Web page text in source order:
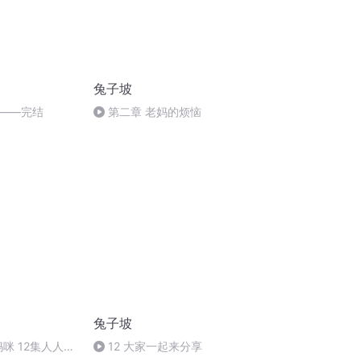
——完结
兔子坡
第二章 老妈的烦恼
12集人人有
兔子坡
12 大家一起来分享